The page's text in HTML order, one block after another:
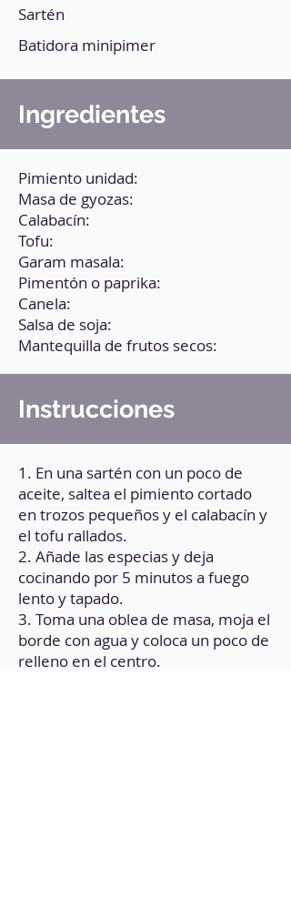
Sartén
Batidora minipimer
Ingredientes
Pimiento unidad:
Masa de gyozas:
Calabacín:
Tofu:
Garam masala:
Pimentón o paprika:
Canela:
Salsa de soja:
Mantequilla de frutos secos:
Instrucciones
1. En una sartén con un poco de
aceite, saltea el pimiento cortado
en trozos pequeños y el calabacín y
el tofu rallados.
2. Añade las especias y deja
cocinando por 5 minutos a fuego
lento y tapado.
3. Toma una oblea de masa, moja el
borde con agua y coloca un poco de
relleno en el centro.